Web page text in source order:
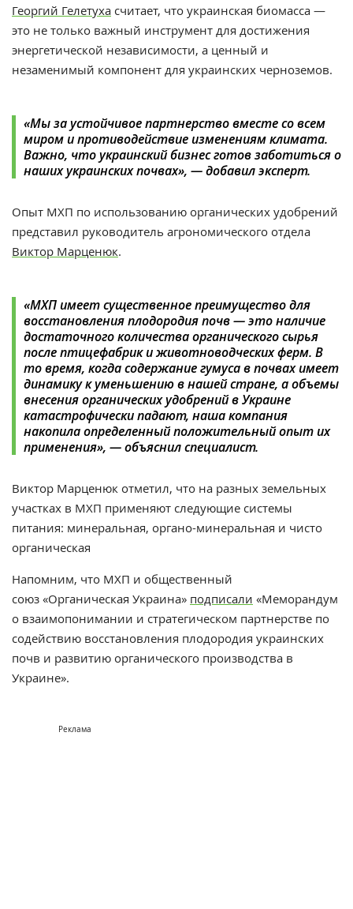
Георгий Гелетуха считает, что украинская биомасса —
это не только важный инструмент для достижения
энергетической независимости, а ценный и
незаменимый компонент для украинских черноземов.
«Мы за устойчивое партнерство вместе со всем
миром и противодействие изменениям климата.
Важно, что украинский бизнес готов заботиться о
наших украинских почвах», — добавил эксперт.
Опыт МХП по использованию органических удобрений
представил руководитель агрономического отдела
Виктор Марценюк.
«МХП имеет существенное преимущество для
восстановления плодородия почв — это наличие
достаточного количества органического сырья
после птицефабрик и животноводческих ферм. В
то время, когда содержание гумуса в почвах имеет
динамику к уменьшению в нашей стране, а объемы
внесения органических удобрений в Украине
катастрофически падают, наша компания
накопила определенный положительный опыт их
применения», — объяснил специалист.
Виктор Марценюк отметил, что на разных земельных
участках в МХП применяют следующие системы
питания: минеральная, органо-минеральная и чисто
органическая
Напомним, что МХП и общественный
союз «Органическая Украина» подписали «Меморандум
о взаимопонимании и стратегическом партнерстве по
содействию восстановления плодородия украинских
почв и развитию органического производства в
Украине».
Реклама